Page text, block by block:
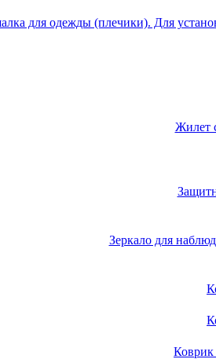
для одежды (плечики). Для
Жилет
Зеркало для
Коврик